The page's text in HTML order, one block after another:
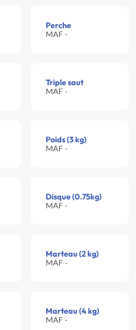
Perche
MAF -
Triple saut
MAF -
Poids (3 kg)
MAF -
Disque (0.75kg)
MAF -
Marteau (2 kg)
MAF -
Marteau (4 kg)
MAF -